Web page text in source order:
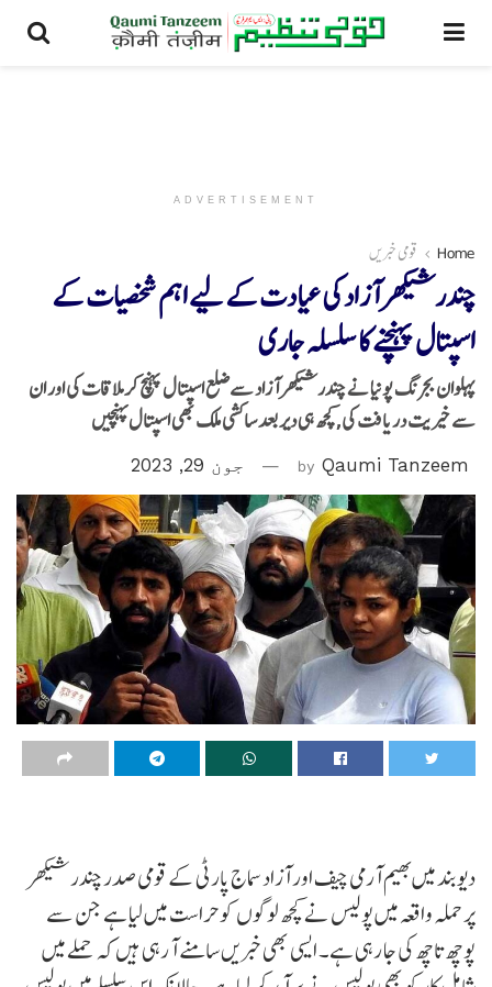
ADVERTISEMENT
Home قومی خبریں
چندرشیکھر آزاد کی عیادت کے لیے اہم شخصیات کے
اسپتال پہنچنے کا سلسلہ جاری
پہلوان بجرنگ پونیا نے چندرشیکھر آزاد سےضلع اسپتال پہنچ کر ملاقات کی اور ان
سے خیریت دریافت کی,کچھ ہی دیر بعد ساکشی ملک بھی اسپتال پہنچیں
by Qaumi Tanzeem جون 29, 2023
دیوبند میں بھیم آرمی چیف اور آزاد سماج پارٹی کے قومی صدر چندرشیکھر
پر حملہ واقعہ میں پولیس نے کچھ لوگوں کو حراست میں لیا ہے جن سے
پوچھ تاچھ کی جا رہی ہے۔ ایسی بھی خبریں سامنے آ رہی ہیں کہ حملے میں